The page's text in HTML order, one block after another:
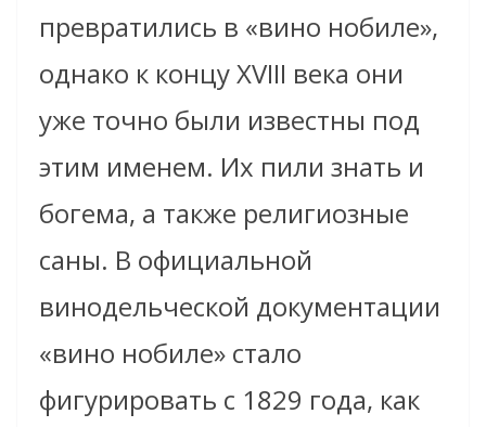
превратились в «вино нобиле»,
однако к концу XVIII века они
уже точно были известны под
этим именем. Их пили знать и
богема, а также религиозные
саны. В официальной
винодельческой документации
«вино нобиле» стало
фигурировать с 1829 года, как